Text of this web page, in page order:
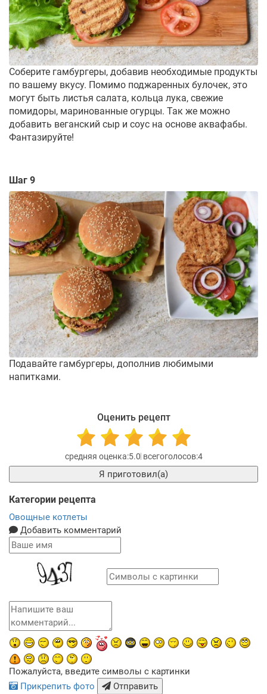
Соберите гамбургеры, добавив необходимые продукты
по вашему вкусу. Помимо поджаренных булочек, это
могут быть листья салата, кольца лука, свежие
помидоры, маринованные огурцы. Так же можно
добавить веганский сыр и соус на основе аквафабы.
Фантазируйте!
Шаг 9
Подавайте гамбургеры, дополнив любимыми
напитками.
Оценить рецепт
5.0 4
Я приготовил(а)
Категории рецепта
Овощные котлеты
Добавить комментарий
Пожалуйста, введите символы с картинки
Прикрепить фото
Отправить